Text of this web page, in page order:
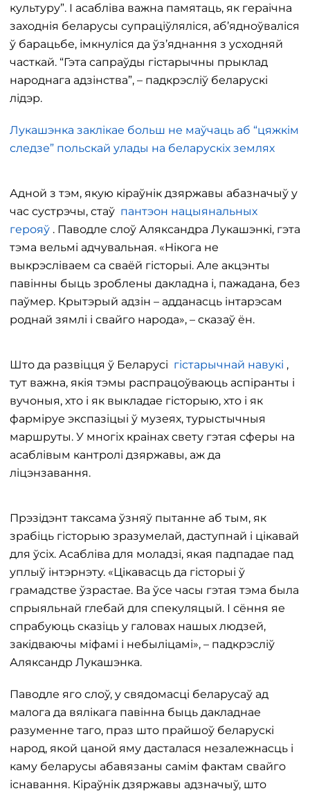
культуру”. І асабліва важна памятаць, як гераічна
заходнія беларусы супраціўляліся, аб’ядноўваліся
ў барацьбе, імкнуліся да ўз’яднання з усходняй
часткай. “Гэта сапраўды гістарычны прыклад
народнага адзінства”, – падкрэсліў беларускі
лідэр.
Лукашэнка заклікае больш не маўчаць аб “цяжкім
следзе” польскай улады на беларускіх землях
Адной з тэм, якую кіраўнік дзяржавы абазначыў у
час сустрэчы, стаў пантэон нацыянальных
герояў . Паводле слоў Аляксандра Лукашэнкі, гэта
тэма вельмі адчувальная. «Нікога не
выкрэсліваем са сваёй гісторыі. Але акцэнты
павінны быць зроблены дакладна і, пажадана, без
паўмер. Крытэрый адзін – адданасць інтарэсам
роднай зямлі і свайго народа», – сказаў ён.
Што да развіцця ў Беларусі гістарычнай навукі ,
тут важна, якія тэмы распрацоўваюць аспіранты і
вучоныя, хто і як выкладае гісторыю, хто і як
фарміруе экспазіцыі ў музеях, турыстычныя
маршруты. У многіх краінах свету гэтая сферы на
асаблівым кантролі дзяржавы, аж да
ліцэнзавання.
Прэзідэнт таксама ўзняў пытанне аб тым, як
зрабіць гісторыю зразумелай, даступнай і цікавай
для ўсіх. Асабліва для моладзі, якая падпадае пад
уплыў інтэрнэту. «Цікавасць да гісторыі ў
грамадстве ўзрастае. Ва ўсе часы гэтая тэма была
спрыяльнай глебай для спекуляцый. І сёння яе
спрабуюць сказіць у галовах нашых людзей,
закідваючы міфамі і небыліцамі», – падкрэсліў
Аляксандр Лукашэнка.
Паводле яго слоў, у свядомасці беларусаў ад
малога да вялікага павінна быць дакладнае
разуменне таго, праз што прайшоў беларускі
народ, якой цаной яму дасталася незалежнасць і
каму беларусы абавязаны самім фактам свайго
існавання. Кіраўнік дзяржавы адзначыў, што